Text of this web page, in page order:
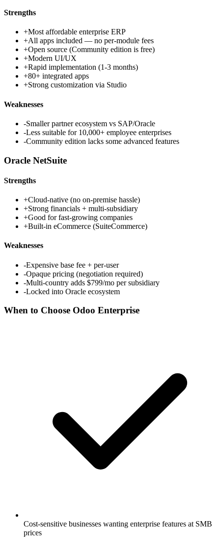
Strengths
+Most affordable enterprise ERP
+All apps included — no per-module fees
+Open source (Community edition is free)
+Modern UI/UX
+Rapid implementation (1-3 months)
+80+ integrated apps
+Strong customization via Studio
Weaknesses
-Smaller partner ecosystem vs SAP/Oracle
-Less suitable for 10,000+ employee enterprises
-Community edition lacks some advanced features
Oracle NetSuite
Strengths
+Cloud-native (no on-premise hassle)
+Strong financials + multi-subsidiary
+Good for fast-growing companies
+Built-in eCommerce (SuiteCommerce)
Weaknesses
-Expensive base fee + per-user
-Opaque pricing (negotiation required)
-Multi-country adds $799/mo per subsidiary
-Locked into Oracle ecosystem
When to Choose Odoo Enterprise
Cost-sensitive businesses wanting enterprise features at SMB
prices